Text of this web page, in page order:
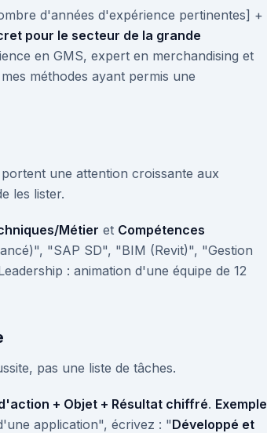
d'années d'expérience pertinentes] +
pour le secteur de la grande
en GMS, expert en merchandising et
méthodes ayant permis une
une attention croissante aux
les lister.
Métier et Compétences
"SAP SD", "BIM (Revit)", "Gestion
: animation d'une équipe de 12
pas une liste de tâches.
+ Objet + Résultat chiffré. Exemple
application", écrivez : "Développé et